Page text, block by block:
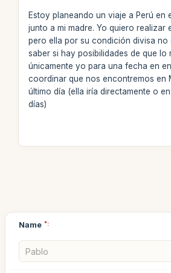
Estoy planeando un viaje a Perú en
junto a mi madre. Yo quiero realizar
pero ella por su condición divisa no
saber si hay posibilidades de que lo
únicamente yo para una fecha en
coordinar que nos encontremos en
último día (ella iría directamente o
días)
Name *: